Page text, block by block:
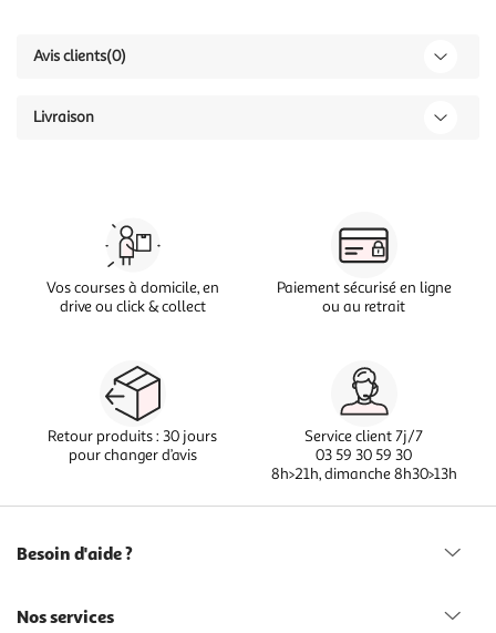
Avis clients(0)
Livraison
Vos courses à domicile, en
drive ou click & collect
Paiement sécurisé en ligne
ou au retrait
Retour produits : 30 jours
pour changer d’avis
Service client 7j/7
03 59 30 59 30
8h>21h, dimanche 8h30>13h
Besoin d'aide ?
Nos services